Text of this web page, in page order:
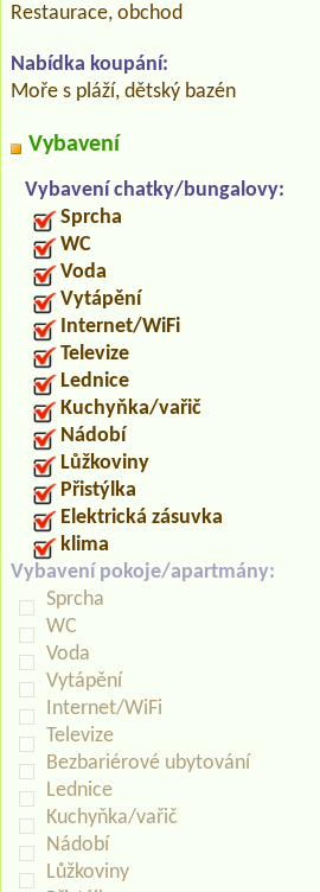
Restaurace, obchod
Nabídka koupání:
Moře s pláží, dětský bazén
Vybavení
Vybavení chatky/bungalovy:
Sprcha
WC
Voda
Vytápění
Internet/WiFi
Televize
Lednice
Kuchyňka/vařič
Nádobí
Lůžkoviny
Přistýlka
Elektrická zásuvka
klima
Vybavení pokoje/apartmány:
Sprcha
WC
Voda
Vytápění
Internet/WiFi
Televize
Bezbariérové ubytování
Lednice
Kuchyňka/vařič
Nádobí
Lůžkoviny